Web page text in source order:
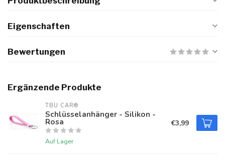
Eigenschaften
Bewertungen
Ergänzende Produkte
TBU CAR®
Schlüsselanhänger - Silikon -
Rosa
Auf Lager
€3,99